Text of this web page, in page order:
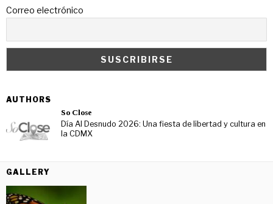
Correo electrónico
AUTHORS
So Close
Día Al Desnudo 2026: Una fiesta de libertad y cultura en
la CDMX
GALLERY